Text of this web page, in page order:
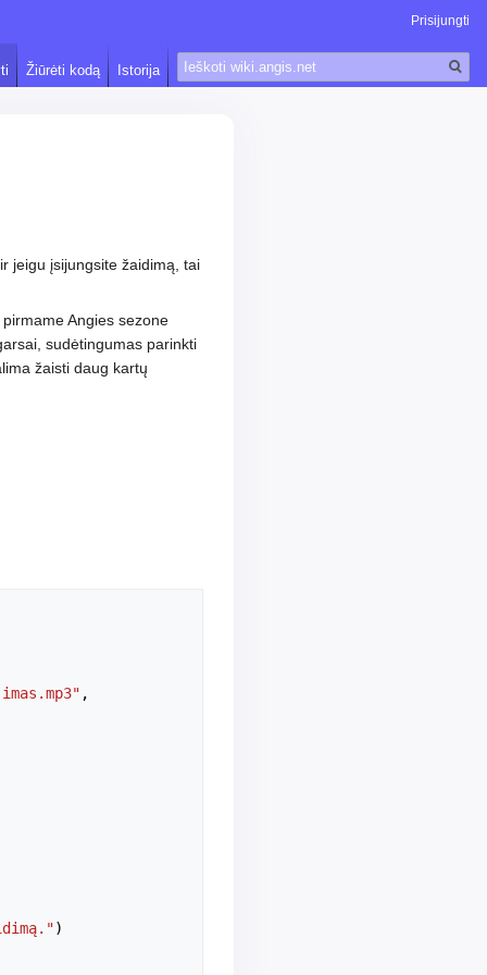
jeigu įsijungsite žaidimą, tai
Angies sezone
sudėtingumas parinkti
žaisti daug kartų
,
)
Prisijungti
Žiūrėti kodą Istorija
Paieška